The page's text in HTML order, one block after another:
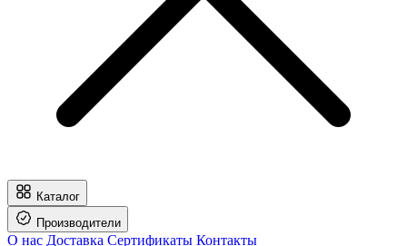
Каталог
Производители
О нас Доставка Сертификаты Контакты